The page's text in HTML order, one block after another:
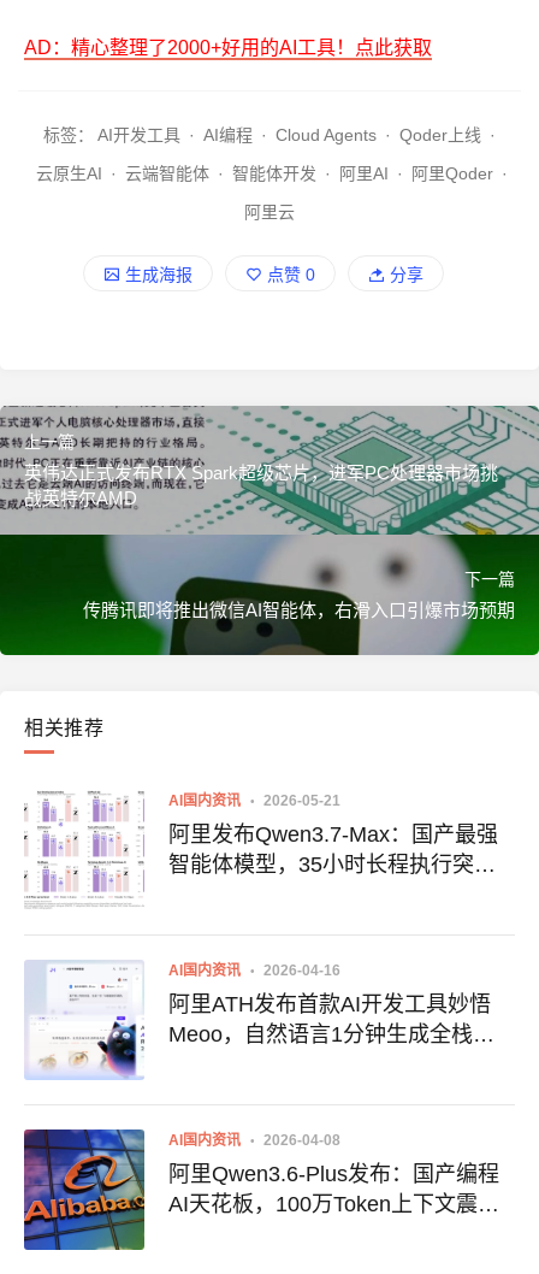
AD：精心整理了2000+好用的AI工具！点此获取
标签： AI开发工具 · AI编程 · Cloud Agents · Qoder上线 ·
云原生AI · 云端智能体 · 智能体开发 · 阿里AI · 阿里Qoder ·
阿里云
生成海报 点赞 0 分享
上一篇
英伟达正式发布RTX Spark超级芯片，进军PC处理器市场挑
战英特尔AMD
下一篇
传腾讯即将推出微信AI智能体，右滑入口引爆市场预期
相关推荐
AI国内资讯 2026-05-21
阿里发布Qwen3.7-Max：国产最强
智能体模型，35小时长程执行突破
AI国内资讯 2026-04-16
阿里ATH发布首款AI开发工具妙悟
Meoo，自然语言1分钟生成全栈网
AI国内资讯 2026-04-08
阿里Qwen3.6-Plus发布：国产编程
AI天花板，100万Token上下文震惊